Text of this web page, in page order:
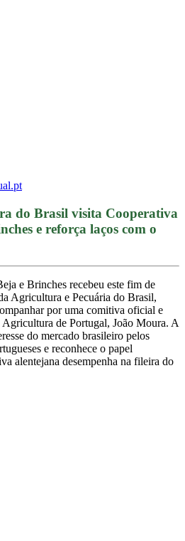
do Brasil visita Cooperativa
e reforça laços com o
e Brinches recebeu este fim de
Agricultura e Pecuária do Brasil,
por uma comitiva oficial e
Agricultura de Portugal, João Moura. A
do mercado brasileiro pelos
e reconhece o papel
alentejana desempenha na fileira do